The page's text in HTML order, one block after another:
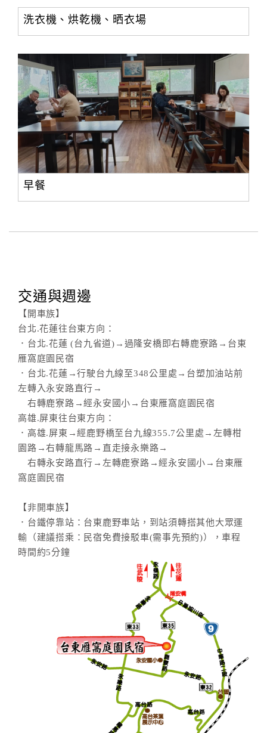
洗衣機、烘乾機、晒衣場
早餐
交通與週邊
【開車族】
台北.花蓮往台東方向：
．台北.花蓮 (台九省道)→過隆安橋即右轉鹿寮路→台東
雁窩庭園民宿
．台北.花蓮→行駛台九線至348公里處→台塑加油站前
左轉入永安路直行→
右轉鹿寮路→經永安國小→台東雁窩庭園民宿
高雄.屏東往台東方向：
．高雄.屏東→經鹿野橋至台九線355.7公里處→左轉柑
園路→右轉龍馬路→直走接永樂路→
右轉永安路直行→左轉鹿寮路→經永安國小→台東雁
窩庭園民宿
【非開車族】
．台鐵停靠站：台東鹿野車站，到站須轉搭其他大眾運
輸（建議搭乘：民宿免費接駁車(需事先預約)），車程
時間約5分鐘